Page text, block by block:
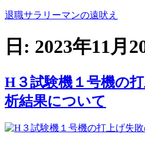
コ
テ
ン
へ
ス
キ
プ
退職サラリーマンの遠吠え
日: 2023年11月
H３試験機１号機の
析結果について